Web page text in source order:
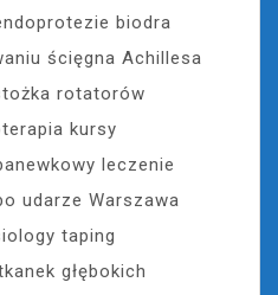
biodra
ścięgna Achillesa
rotatorów
kursy
leczenie
udarze Warszawa
taping
głębokich